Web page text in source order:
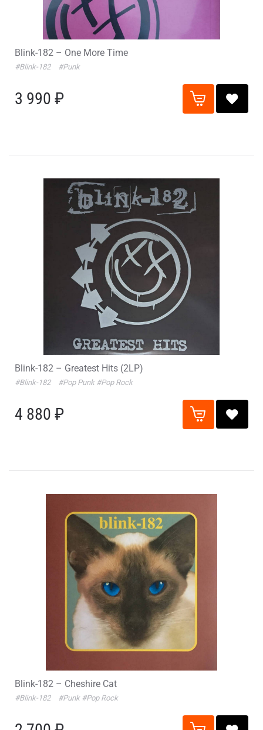
Blink-182 – One More Time
#Blink-182 #Punk
3 990 ₽
Blink-182 – Greatest Hits (2LP)
#Blink-182 #Pop Punk #Pop Rock
4 880 ₽
Blink-182 – Cheshire Cat
#Blink-182 #Punk #Pop Rock